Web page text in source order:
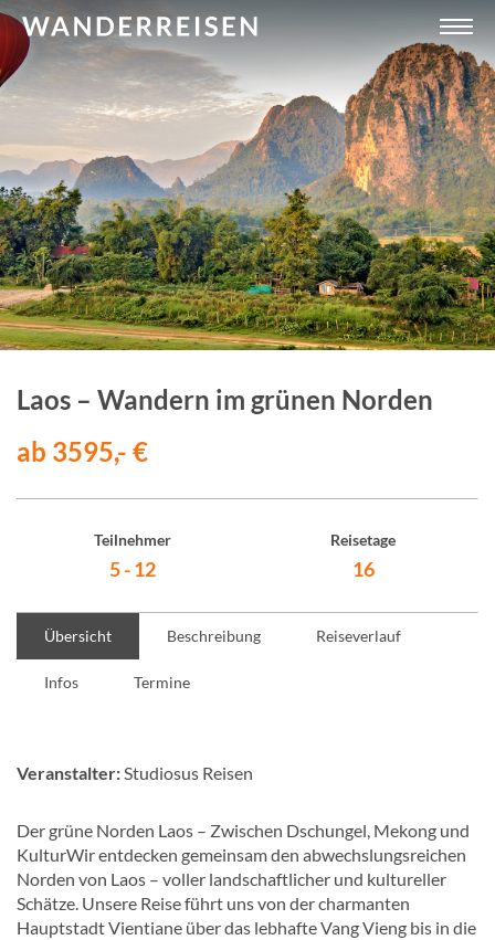
Laos – Wandern im grünen Norden
ab 3595,- €
Teilnehmer
5 - 12
Reisetage
16
Übersicht Beschreibung Reiseverlauf
Infos Termine
Veranstalter:Studiosus Reisen
Der grüne Norden Laos – Zwischen Dschungel, Mekong und
KulturWir entdecken gemeinsam den abwechslungsreichen
Norden von Laos – voller landschaftlicher und kultureller
Schätze. Unsere Reise führt uns von der charmanten
Hauptstadt Vientiane über das lebhafte Vang Vieng bis in die